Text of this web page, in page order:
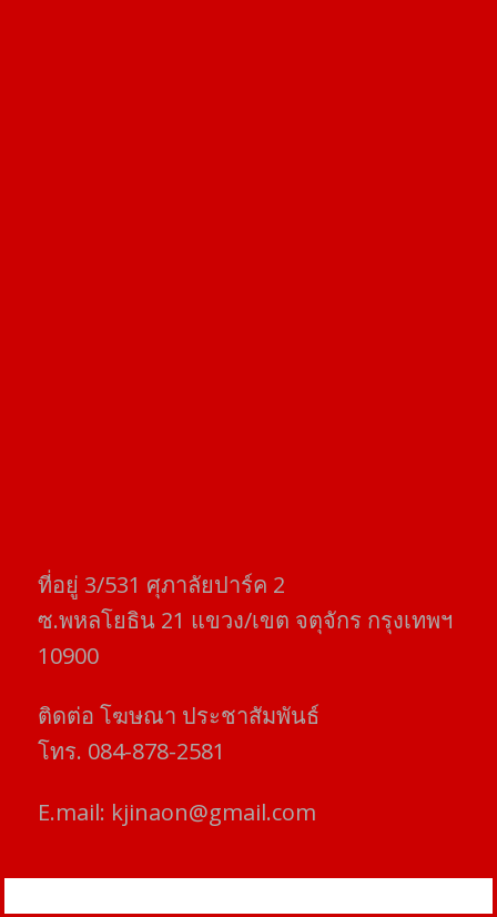
ที่อยู่​ 3/531​ ศุภาลัยปาร์ค​ 2
ซ.พหลโยธิน​ 21​ แขวง/เขต​ จตุจักร​ กรุงเทพฯ
10900
ติดต่อ​ โฆษณา​ ประชาสัมพันธ์
โทร​. 084-878-2581
E.mail: kjinaon@gmail.com